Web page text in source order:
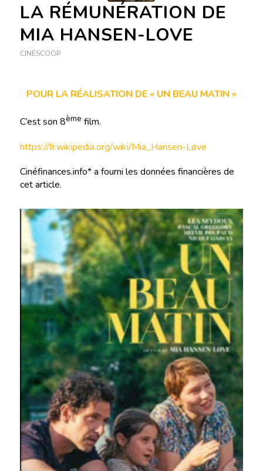
LA RÉMUNÉRATION DE
MIA HANSEN-LOVE
CINÉSCOOP
POUR LA RÉALISATION DE « UN BEAU MATIN »
C’est son 8ème film.
https://fr.wikipedia.org/wiki/Mia_Hansen-Løve
Cinéfinances.info* a fourni les données financières de
cet article.